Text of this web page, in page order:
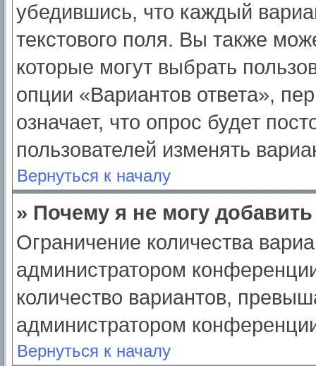
убедившись, что каждый
текстового поля. Вы также
которые могут выбрать
опции «Вариантов ответа»,
означает, что опрос будет
пользователей изменять
Вернуться к началу
» Почему я не могу
Ограничение количества
администратором
количество вариантов,
администратором
Вернуться к началу